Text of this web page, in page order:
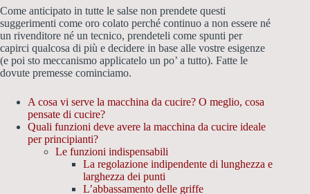
Come anticipato in tutte le salse non prendete questi
suggerimenti come oro colato perché continuo a non essere né
un rivenditore né un tecnico, prendeteli come spunti per
capirci qualcosa di più e decidere in base alle vostre esigenze
(e poi sto meccanismo applicatelo un po’ a tutto). Fatte le
dovute premesse cominciamo.
A cosa vi serve la macchina da cucire? O meglio, cosa
pensate di cucire?
Quali funzioni deve avere la macchina da cucire ideale
per principianti?
Le funzioni indispensabili
La regolazione indipendente di lunghezza e
larghezza dei punti
L’abbassamento delle griffe